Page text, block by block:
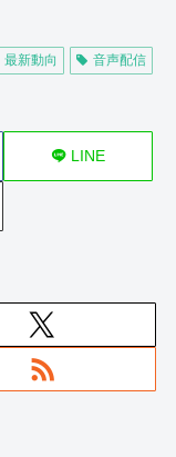
最新動向 音声配信
LINE